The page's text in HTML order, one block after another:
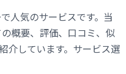
人気のサービスです。当
概要、評価、口コミ、似
介しています。サービス選